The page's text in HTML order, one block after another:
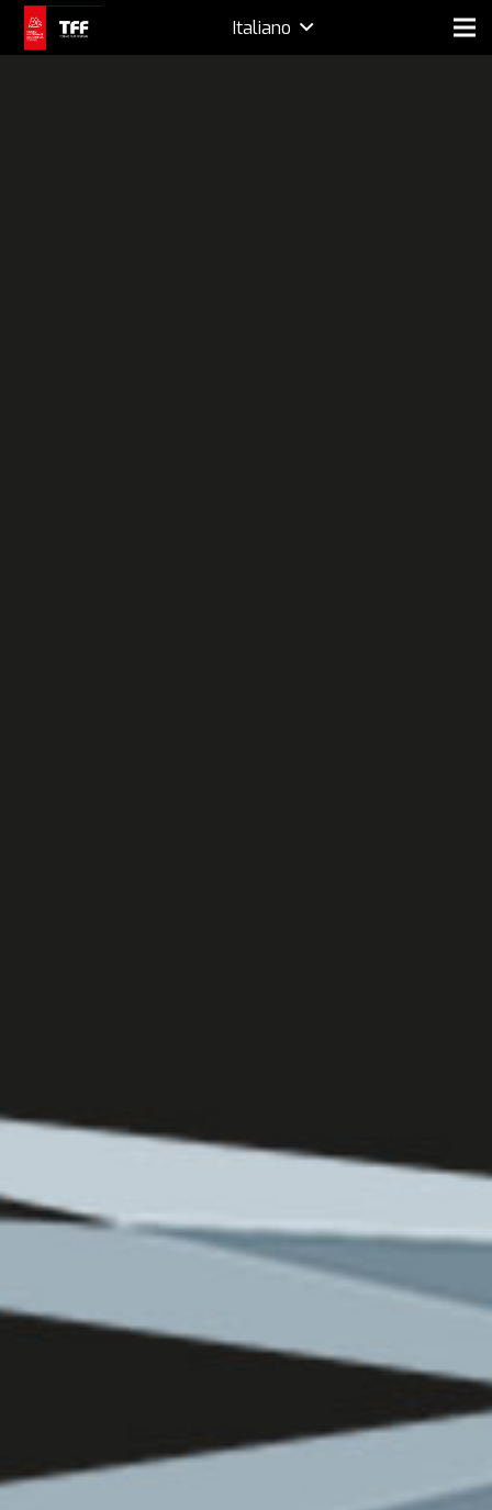
Italiano